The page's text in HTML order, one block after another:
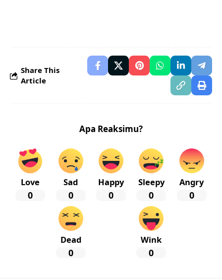
Share This
Article
Apa Reaksimu?
Love
0
Sad
0
Happy
0
Sleepy
0
Angry
0
Dead
0
Wink
0